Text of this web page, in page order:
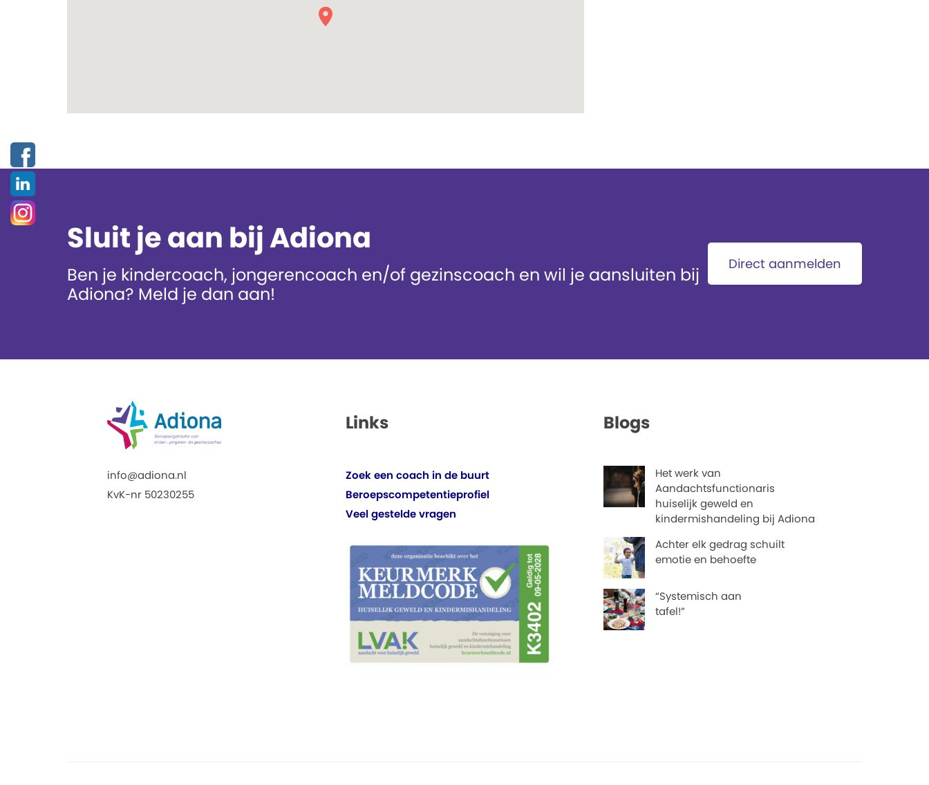
Sluit je aan bij Adiona
Ben je kindercoach, jongerencoach en/of gezinscoach en wil je aansluiten bij
Adiona? Meld je dan aan!
Direct aanmelden
info@adiona.nl
KvK-nr 50230255
Links
Zoek een coach in de buurt
Beroepscompetentieprofiel
Veel gestelde vragen
Blogs
Het werk van
Aandachtsfunctionaris
huiselijk geweld en
kindermishandeling bij Adiona
Achter elk gedrag schuilt
emotie en behoefte
“Systemisch aan
tafel!”